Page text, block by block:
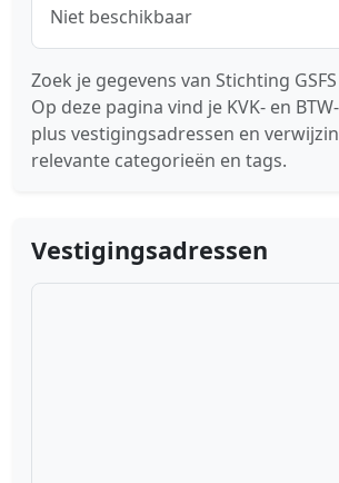
Niet beschikbaar
Zoek je gegevens van Stichting
Op deze pagina vind je KVK- en
plus vestigingsadressen en
relevante categorieën en tags.
Vestigingsadressen